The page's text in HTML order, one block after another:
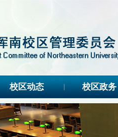
校区动态 校区政务